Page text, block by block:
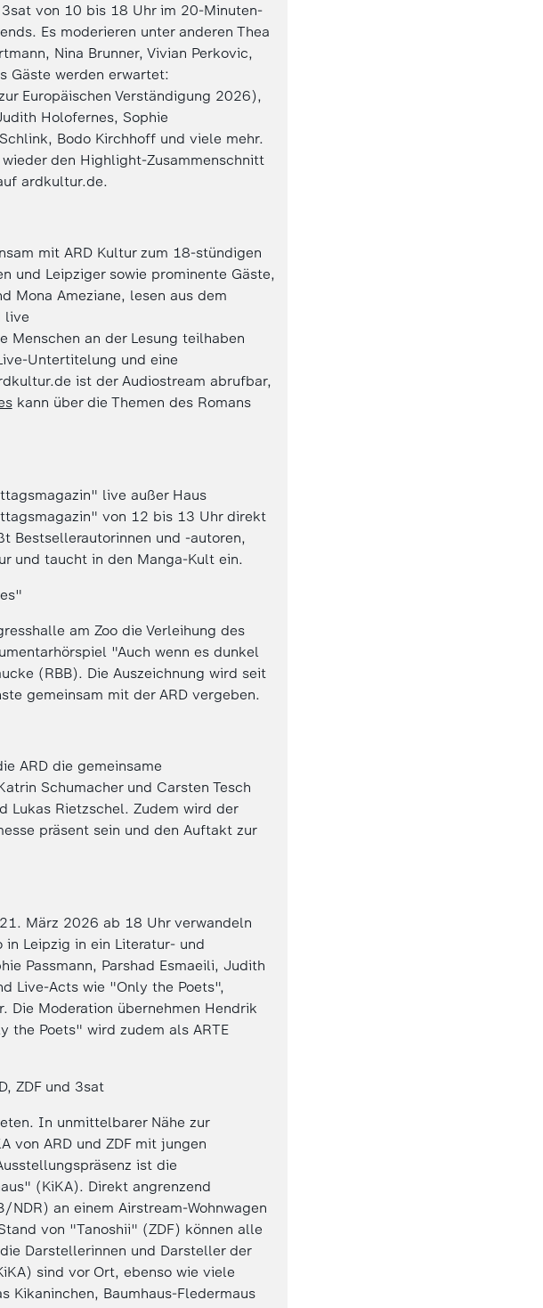
3sat von 10 bis 18 Uhr im 20-Minuten-
Es moderieren unter anderen Thea
Nina Brunner, Vivian Perkovic,
Gäste werden erwartet:
Europäischen Verständigung 2026),
Holofernes, Sophie
Bodo Kirchhoff und viele mehr.
den Highlight-Zusammenschnitt
ardkultur.de.
mit ARD Kultur zum 18-stündigen
und Leipziger sowie prominente Gäste,
Mona Ameziane, lesen aus dem
live
Menschen an der Lesung teilhaben
Untertitelung und eine
ist der Audiostream abrufbar,
kann über die Themen des Romans
live außer Haus
von 12 bis 13 Uhr direkt
Bestsellerautorinnen und -autoren,
und taucht in den Manga-Kult ein.
am Zoo die Verleihung des
"Auch wenn es dunkel
(RBB). Die Auszeichnung wird seit
gemeinsam mit der ARD vergeben.
ARD die gemeinsame
Schumacher und Carsten Tesch
Lukas Rietzschel. Zudem wird der
präsent sein und den Auftakt zur
März 2026 ab 18 Uhr verwandeln
in Leipzig in ein Literatur- und
Passmann, Parshad Esmaeili, Judith
Live-Acts wie "Only the Poets",
Die Moderation übernehmen Hendrik
the Poets" wird zudem als ARTE
ZDF und 3sat
In unmittelbarer Nähe zur
von ARD und ZDF mit jungen
ist die
(KiKA). Direkt angrenzend
an einem Airstream-Wohnwagen
von "Tanoshii" (ZDF) können alle
Darstellerinnen und Darsteller der
sind vor Ort, ebenso wie viele
Kikaninchen, Baumhaus-Fledermaus